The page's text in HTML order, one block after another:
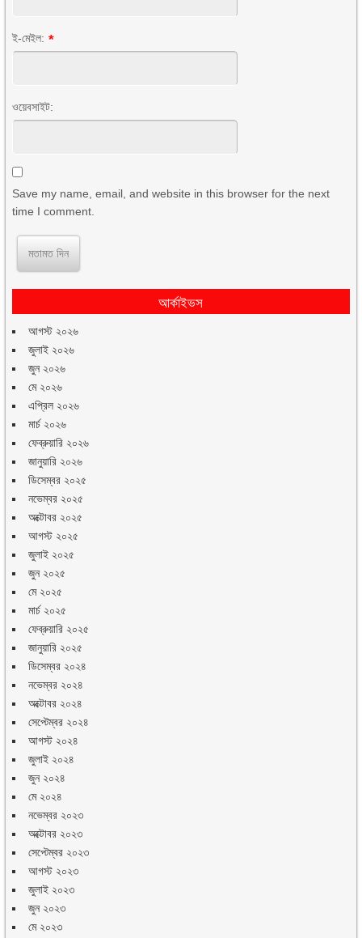
ই-মেইল: *
ওয়েবসাইট:
Save my name, email, and website in this browser for the next
time I comment.
আর্কাইভস
আগস্ট ২০২৬
জুলাই ২০২৬
জুন ২০২৬
মে ২০২৬
এপ্রিল ২০২৬
মার্চ ২০২৬
ফেব্রুয়ারি ২০২৬
জানুয়ারি ২০২৬
ডিসেম্বর ২০২৫
নভেম্বর ২০২৫
অক্টোবর ২০২৫
আগস্ট ২০২৫
জুলাই ২০২৫
জুন ২০২৫
মে ২০২৫
মার্চ ২০২৫
ফেব্রুয়ারি ২০২৫
জানুয়ারি ২০২৫
ডিসেম্বর ২০২৪
নভেম্বর ২০২৪
অক্টোবর ২০২৪
সেপ্টেম্বর ২০২৪
আগস্ট ২০২৪
জুলাই ২০২৪
জুন ২০২৪
মে ২০২৪
নভেম্বর ২০২৩
অক্টোবর ২০২৩
সেপ্টেম্বর ২০২৩
আগস্ট ২০২৩
জুলাই ২০২৩
জুন ২০২৩
মে ২০২৩